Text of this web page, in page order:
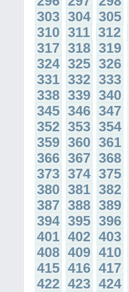
303 304 305
310 311 312
317 318 319
324 325 326
331 332 333
338 339 340
345 346 347
352 353 354
359 360 361
366 367 368
373 374 375
380 381 382
387 388 389
394 395 396
401 402 403
408 409 410
415 416 417
422 423 424